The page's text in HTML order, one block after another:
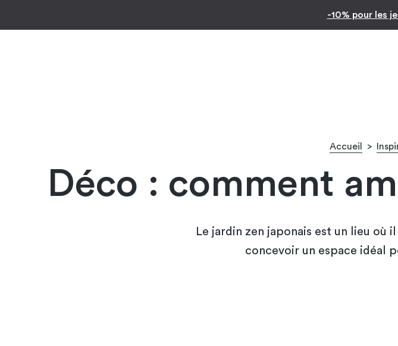
Facilitez vos achats
Accueil >
Déco : comment
Le jardin zen japonais est un lieu où
concevoir un espace idéal